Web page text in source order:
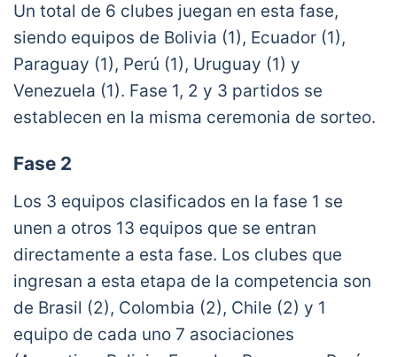
Un total de 6 clubes juegan en esta fase,
siendo equipos de Bolivia (1), Ecuador (1),
Paraguay (1), Perú (1), Uruguay (1) y
Venezuela (1). Fase 1, 2 y 3 partidos se
establecen en la misma ceremonia de sorteo.
Fase 2
Los 3 equipos clasificados en la fase 1 se
unen a otros 13 equipos que se entran
directamente a esta fase. Los clubes que
ingresan a esta etapa de la competencia son
de Brasil (2), Colombia (2), Chile (2) y 1
equipo de cada uno 7 asociaciones